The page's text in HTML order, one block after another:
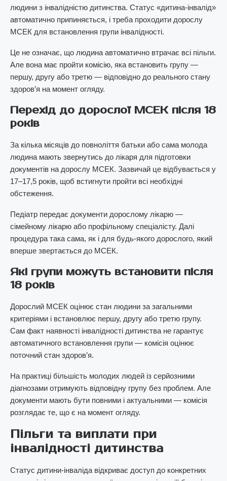
людини з інвалідністю дитинства. Статус «дитина-інвалід»
автоматично припиняється, і треба проходити дорослу
МСЕК для встановлення групи інвалідності.
Це не означає, що людина автоматично втрачає всі пільги.
Але вона має пройти комісію, яка встановить групу —
першу, другу або третю — відповідно до реального стану
здоров’я на момент огляду.
Перехід до дорослої МСЕК після 18
років
За кілька місяців до повноліття батьки або сама молода
людина мають звернутись до лікаря для підготовки
документів на дорослу МСЕК. Зазвичай це відбувається у
17–17,5 років, щоб встигнути пройти всі необхідні
обстеження.
Педіатр передає документи дорослому лікарю —
сімейному лікарю або профільному спеціалісту. Далі
процедура така сама, як і для будь-якого дорослого, який
вперше звертається до МСЕК.
Які групи можуть встановити після
18 років
Дорослий МСЕК оцінює стан людини за загальними
критеріями і встановлює першу, другу або третю групу.
Сам факт наявності інвалідності дитинства не гарантує
автоматичного встановлення групи — комісія оцінює
поточний стан здоров’я.
На практиці більшість молодих людей із серйозними
діагнозами отримують відповідну групу без проблем. Але
документи мають бути повними і актуальними — комісія
розглядає те, що є на момент огляду.
Пільги та виплати при
інвалідності дитинства
Статус дитини-інваліда відкриває доступ до конкретних